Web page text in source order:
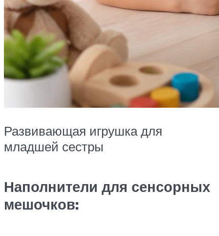
Развивающая игрушка для
младшей сестры
Наполнители для сенсорных
мешочков: